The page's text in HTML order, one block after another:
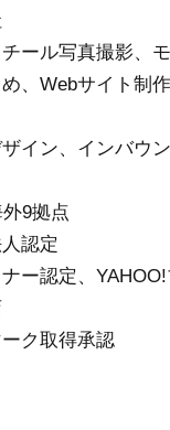
ール写真撮影、
、Webサイト制作
イン、インバウン
外9拠点
認定
ー認定、
ク取得承認